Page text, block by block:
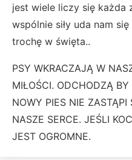
jest wiele liczy się każda
wspólnie siły uda nam
trochę w święta..
PSY WKRACZAJĄ W
MIŁOŚCI. ODCHODZĄ
NOWY PIES NIE ZASTĄPI
NASZE SERCE. JEŚLI
JEST OGROMNE.